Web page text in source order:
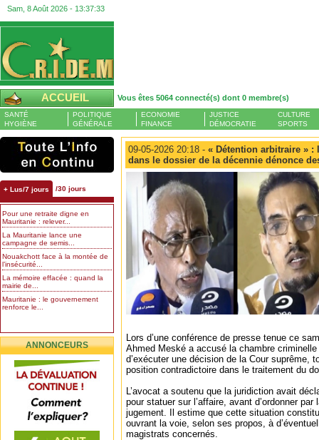
Sam, 8 Août 2026 - 13:37:33
ACCUEIL Vous êtes 5064 connecté(s) dont 0 membre(s)
SANTÉ
HYGIÈNE
POLITIQUE
GÉNÉRALE
ECONOMIE
FINANCE
JUSTICE
DÉMOCRATIE
CULTURE
SPORTS
+ Lus/7 jours /30 jours
Pour une retraite digne en
Mauritanie : relever...
La Mauritanie lance une
campagne de semis...
Nouakchott face à la montée de
l’insécurité...
La mémoire effacée : quand la
mairie de...
Mauritanie : le gouvernement
renforce le...
ANNONCEURS
09-05-2026 20:18 - « Détention arbitraire » :
dans le dossier de la décennie dénonce
Lors d’une conférence de presse tenue ce
Ahmed Meské a accusé la chambre criminelle
d’exécuter une décision de la Cour suprême,
position contradictoire dans le traitement du
L’avocat a soutenu que la juridiction avait
pour statuer sur l’affaire, avant d’ordonner
jugement. Il estime que cette situation
ouvrant la voie, selon ses propos, à
magistrats concernés.